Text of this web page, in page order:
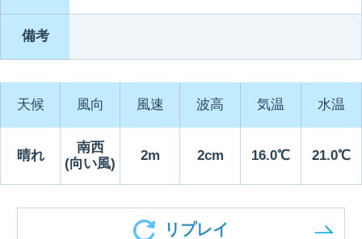
備考
天候 風向 風速 波高 気温 水温
晴れ
南西
(向い風)
2m 2cm 16.0℃ 21.0℃
リプレイ